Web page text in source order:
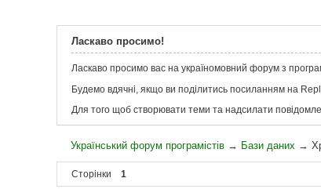
Ласкаво просимо!
Ласкаво просимо вас на україномовний форум з
Будемо вдячні, якщо ви поділитись посиланням на
Для того щоб створювати теми та надсилати
Український форум програмістів → Бази даних →
Сторінки 1